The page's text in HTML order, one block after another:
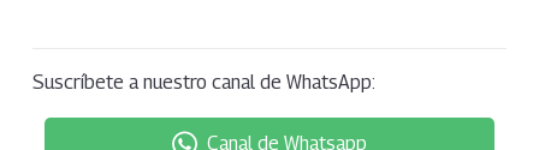
Suscríbete a nuestro canal de WhatsApp:
Canal de Whatsapp